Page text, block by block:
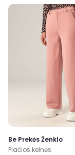
Be Prekės Ženklo
Plačios kelnės